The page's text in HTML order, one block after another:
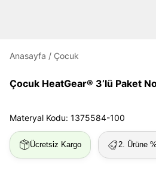
Anasayfa / Çocuk
Çocuk HeatGear® 3’lü Paket
Materyal Kodu: 1375584-100
Ücretsiz Kargo 2. Ürüne